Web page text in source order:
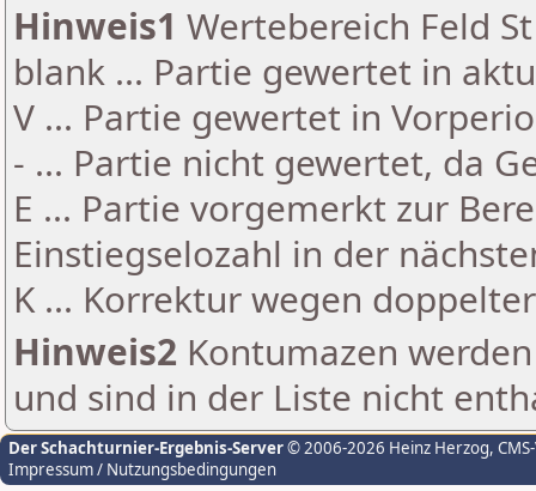
Hinweis1 Wertebereich Feld
blank ... Partie gewertet in
V ... Partie gewertet in
- ... Partie nicht gewertet, da
E ... Partie vorgemerkt zur
Einstiegselozahl in der
K ... Korrektur wegen
Hinweis2 Kontumazen
und sind in der Liste nicht
Der Schachturnier-Ergebnis-Server© 2006-2026 Heinz Herzog,
Impressum / Nutzungsbedingungen